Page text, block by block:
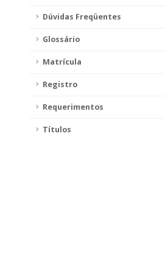
Dúvidas Freqüentes
Glossário
Matrícula
Registro
Requerimentos
Títulos